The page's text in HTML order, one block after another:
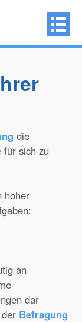
die
für sich zu
hoher
an
dar
Befragung